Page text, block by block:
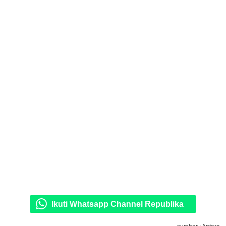
Ikuti Whatsapp Channel Republika